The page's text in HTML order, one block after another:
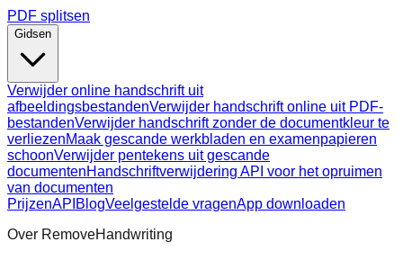
PDF splitsen
Gidsen
Verwijder online handschrift uit
afbeeldingsbestandenVerwijder handschrift online uit PDF-
bestandenVerwijder handschrift zonder de documentkleur te
verliezenMaak gescande werkbladen en examenpapieren
schoonVerwijder pentekens uit gescande
documentenHandschriftverwijdering API voor het opruimen
van documenten
PrijzenAPI BlogVeelgestelde vragenApp downloaden
Over RemoveHandwriting